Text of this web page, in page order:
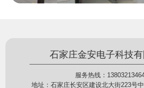
石家庄金安电子科技
服务热线：
地址：石家庄长安区建设北大街223号